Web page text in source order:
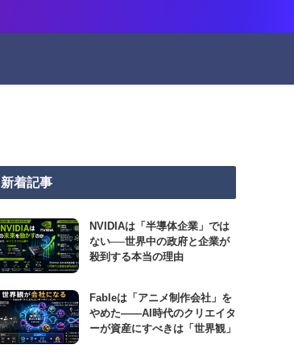
新着記事
NVIDIAは「半導体企業」では
ない──世界中の政府と企業が
殺到する本当の理由
Fableは「アニメ制作会社」を
やめた――AI時代のクリエイタ
ーが資産にすべきは「世界観」